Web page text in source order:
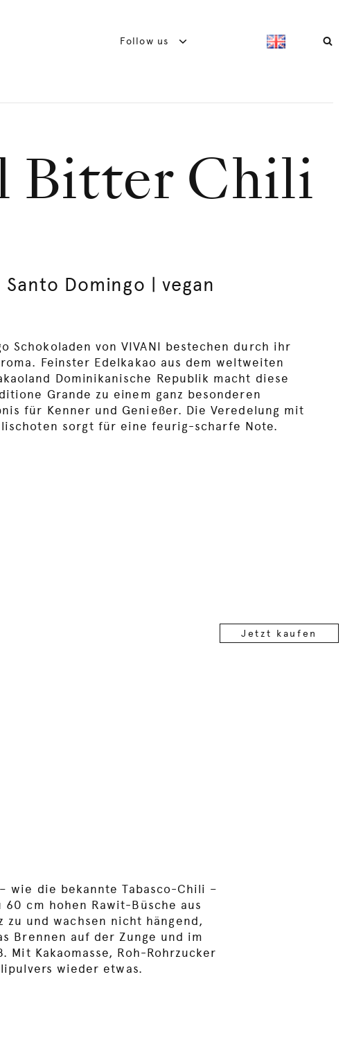
Follow us
Bitter Chili
Santo Domingo | vegan
Schokoladen von VIVANI bestechen durch ihr
Feinster Edelkakao aus dem weltweiten
Dominikanische Republik macht diese
Grande zu einem ganz besonderen
für Kenner und Genießer. Die Veredelung mit
sorgt für eine feurig-scharfe Note.
Jetzt kaufen
wie die bekannte Tabasco-Chili –
cm hohen Rawit-Büsche aus
und wachsen nicht hängend,
Brennen auf der Zunge und im
Kakaomasse, Roh-Rohrzucker
wieder etwas.